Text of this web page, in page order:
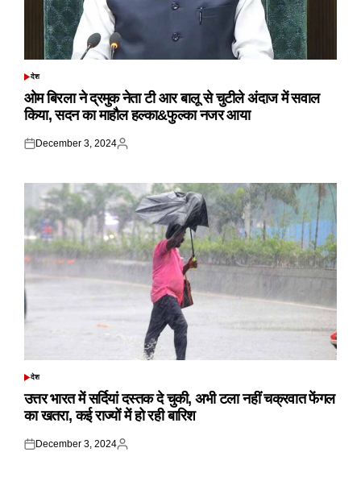
POSTED
देश
ओम बिरला ने द्रमुक नेता टी आर बालू से चुटीले अंदाज में सवाल
किया, सदन का माहौल हल्का&फुल्का नजर आया
Posted
December 3, 2024
Posted
POSTED
देश
उत्तर भारत में सर्दियां दस्तक दे चुकी, अभी टला नहीं चक्रवात फेंगल
का खतरा, कई राज्यों में हो रही बारिश
Posted
December 3, 2024
Posted